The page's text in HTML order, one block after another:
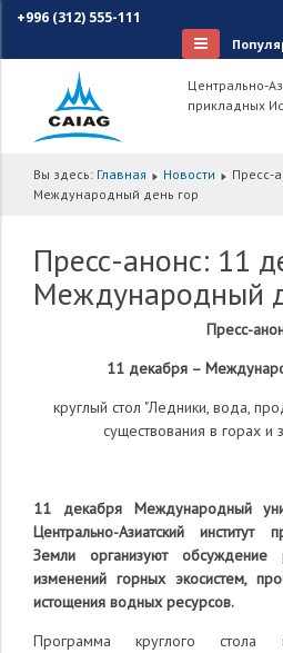
+996 (312) 555-111
Центрально-
прикладных
Вы здесь: Главная Новости
Пресс-
Международный день гор
Пресс-анонс: 11
Международный
Пресс-
11 декабря –
круглый стол "Ледники, вода,
существования в горах и
11 декабря Международный
Центрально-Азиатский институт
Земли организуют обсуждение
изменений горных экосистем,
истощения водных ресурсов.
Программа круглого